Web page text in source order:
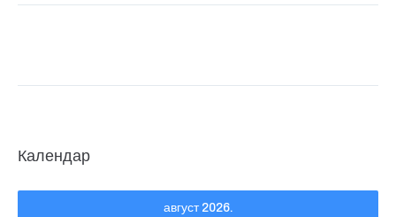
Календар
август 2026.